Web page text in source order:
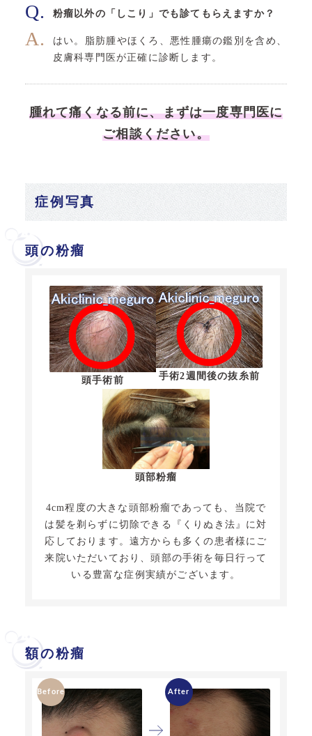
粉瘤以外の「しこり」でも診てもらえますか？
はい。脂肪腫やほくろ、悪性腫瘍の鑑別を含め、
皮膚科専門医が正確に診断します。
腫れて痛くなる前に、まずは一度専門医に
ご相談ください。
症例写真
頭の粉瘤
頭手術前 手術2週間後の抜糸前
頭部粉瘤
4cm程度の大きな頭部粉瘤であっても、当院で
は髪を剃らずに切除できる『くりぬき法』に対
応しております。遠方からも多くの患者様にご
来院いただいており、頭部の手術を毎日行って
いる豊富な症例実績がございます。
額の粉瘤